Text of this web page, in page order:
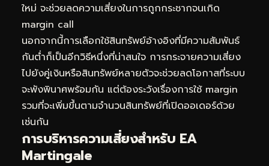
ใหม่ จะช่วยลดความเสี่ยงในการถูกกระชากจนเกิด
margin call
นอกจากนี้การเลือกใช้สินทรัพย์อ้างอิงที่มีความสัมพันธ์
กันต่ำก็เป็นอีกวิธีหนึ่งที่น่าสนใจ การกระจายความเสี่ยง
ไปยังคู่เงินหรือสินทรัพย์หลายตัวจะช่วยลดโอกาสที่ระบบ
จะพังพินาศพร้อมกัน แต่ต้องระวังเรื่องการใช้ margin
รวมที่จะเพิ่มขึ้นตามจำนวนสินทรัพย์ที่เปิดออเดอร์ด้วย
เช่นกัน
การบริหารความเสี่ยงสำหรับ EA
Martingale